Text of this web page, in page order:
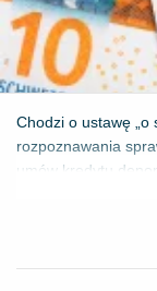
Chodzi o ustawę
rozpoznawania
umów kredytu